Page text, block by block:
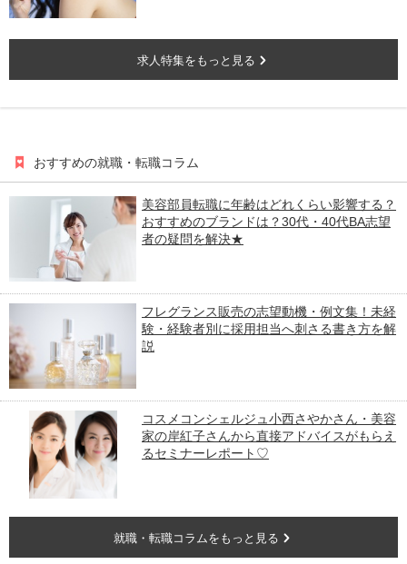
求人特集をもっと見る
おすすめの就職・転職コラム
美容部員転職に年齢はどれくらい影響する？
おすすめのブランドは？30代・40代BA志望
者の疑問を解決★
フレグランス販売の志望動機・例文集！未経
験・経験者別に採用担当へ刺さる書き方を解
説
コスメコンシェルジュ小西さやかさん・美容
家の岸紅子さんから直接アドバイスがもらえ
るセミナーレポート♡
就職・転職コラムをもっと見る